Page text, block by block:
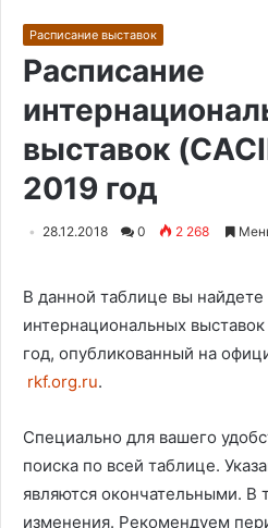
Расписание выставок
Расписание
выставок
2019 год
28.12.2018 0 2 268
В данной таблице вы найдете
интернациональных
год, опубликованный на
rkf.org.ru.
Специально для вашего
поиска по всей таблице.
являются окончательными. В
изменения. Рекомендуем